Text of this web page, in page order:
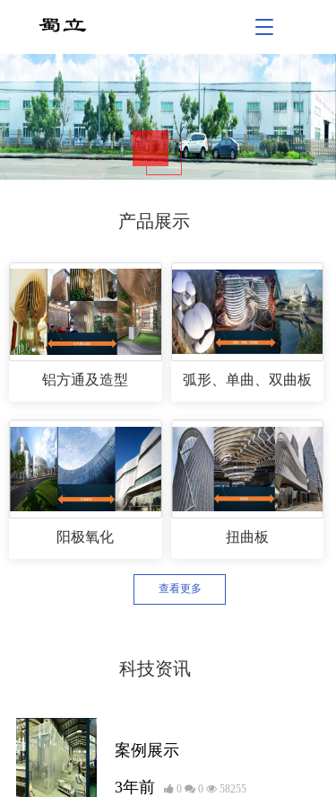
T
g
g
n
a
i
o
n
2
产品展示
铝方通及造型 弧形、单曲、双曲板
阳极氧化 扭曲板
查看更多
科技资讯
案例展示
3年前 0 0 58255